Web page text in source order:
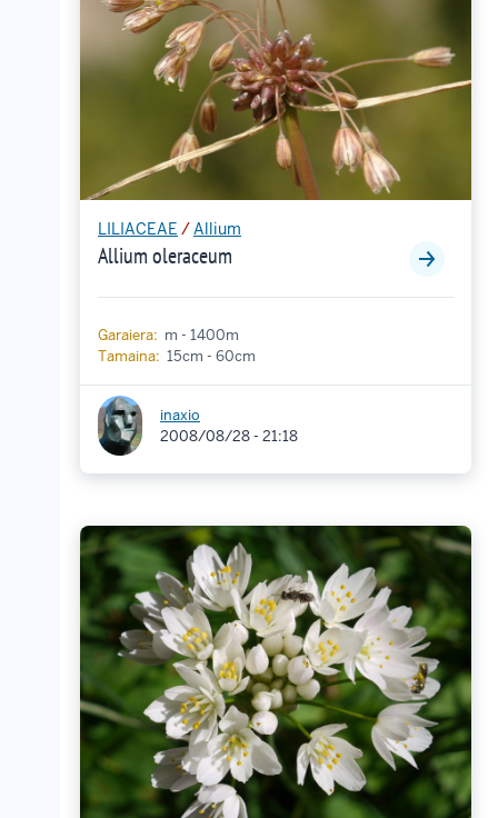
LILIACEAE /Allium
Allium oleraceum
Garaiera: m - 1400m
Tamaina: 15cm - 60cm
inaxio
2008/08/28 - 21:18